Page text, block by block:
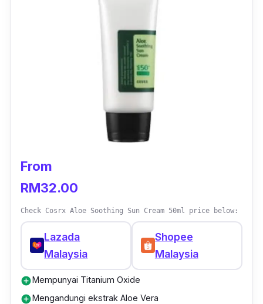
From
RM32.00
Check Cosrx Aloe Soothing Sun Cream 50ml price below:
Lazada
Malaysia
Shopee
Malaysia
add_circleMempunyai Titanium Oxide
add_circleMengandungi ekstrak Aloe Vera